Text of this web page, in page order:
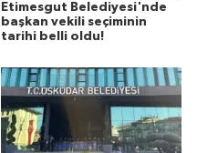
Etimesgut Belediyesi'nde
başkan vekili seçiminin
tarihi belli oldu!